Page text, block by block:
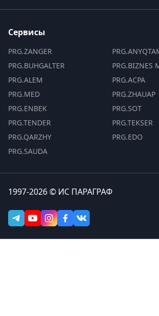
Сервисы
PRG.ZANGER
PRG.BUHGALTER
PRG.ALEM
PRG.MED
PRG.ENBEK
PRG.TENDER
PRG.QARZHY
PRG.SAUDA
PRG.BIZNES
PRG.ACPA
PRG.ZHAUAP
PRG.SOT
PRG.TEKSER
PRG.EDO
1997-2026 © ИС ПАРАГРАФ